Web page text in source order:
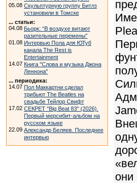
05.08 Скульптурную группу Битлз
установили в Томске
... статьи:
04.08 Бьорк: “В воздухе витают
разительные перемены”
01.08 Интервью Пола для ЮТуб
канала The Rest is
Entertainment
14.07 Книга "Слова и музыка Джона
Леннона"
... периодика:
14.07 Пол Маккартни сделал
трибьют The Beatles на
свадьбе Тейлор Свифт
17.02 СЕКРЕТ "Big Beat 83" (2026).
Первый мерсибит-альбом на
русском языке
22.09 Александр Беляев. Последнее
интервью
они